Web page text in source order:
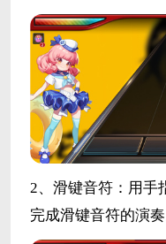
2、滑键音符：用手
完成滑键音符的演奏